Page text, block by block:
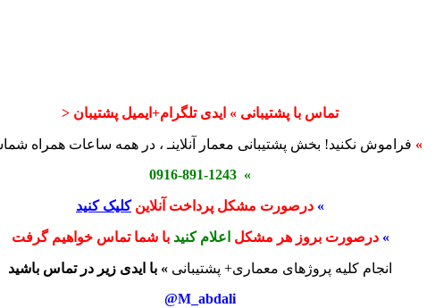
تماس با پشتیبانی » ایدی تلگرام+ایمیل پشتیبان <
» فراموش نکنید! بخش پشتیبانی معمار آنلاینـ ، در همه ساعات همراه
» 0916-891-1243
» درصورت مشکل پرداخت آنلاینکلیک کنید
» درصورت بروز هر مشکل اعلام کنید با شما تماس خواهیم گرفت
انجام کلیه پروژهای معماری+ پشتیبانی » با ایدی زیر در تماس باشید
M_abdali@